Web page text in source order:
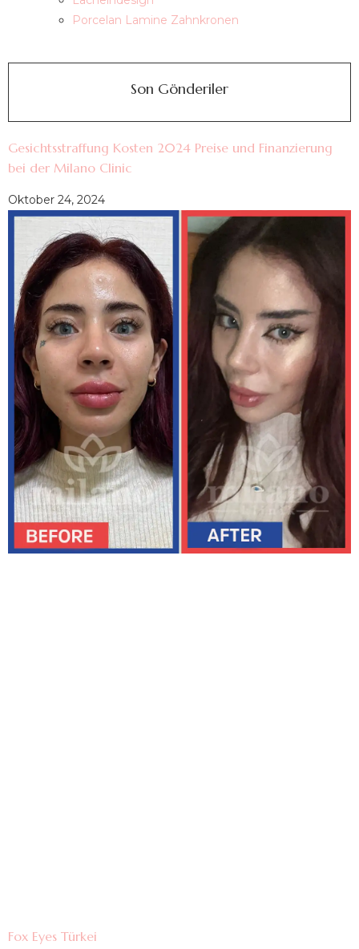
Porcelan Lamine Zahnkronen
Son Gönderiler
Gesichtsstraffung Kosten 2024 Preise und Finanzierung
bei der Milano Clinic
Oktober 24, 2024
Fox Eyes Türkei